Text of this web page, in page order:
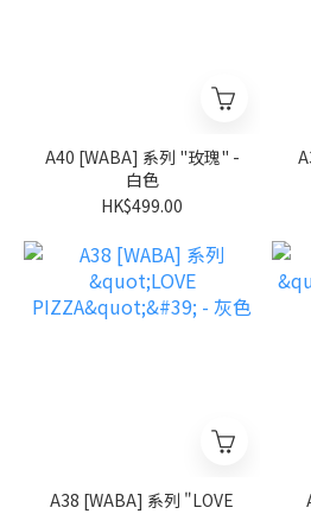
A40 [WABA] 系列 "玫瑰" -
白色
HK$499.00
A39
A38 [WABA] 系列 "LOVE